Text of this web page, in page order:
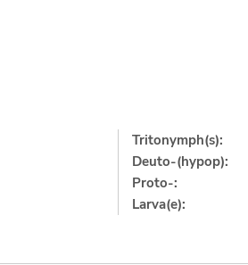
Tritonymph(s):
Deuto-(hypop):
Proto-:
Larva(e):